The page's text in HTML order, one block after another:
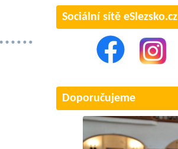
Sociální sítě eSlezsko.cz
Doporučujeme